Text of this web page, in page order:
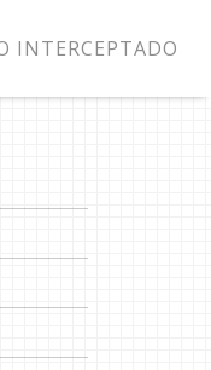
INTERCEPTADO